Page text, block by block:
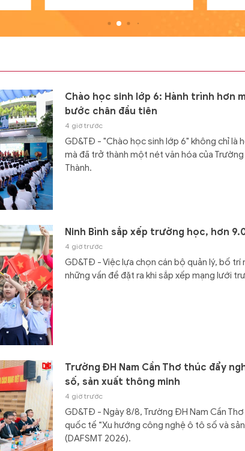
Windows
Chào học sinh lớp 6: Hành trình hơn
bước chân đầu tiên
4 giờ trước
GD&TĐ - "Chào học sinh lớp 6" không chỉ là
mà đã trở thành một nét văn hóa của Trường
Thành.
Ninh Bình sắp xếp trường học, hơn
4 giờ trước
GD&TĐ - Việc lựa chọn cán bộ quản lý, bố
những vấn đề đặt ra khi sắp xếp mạng lưới
Trường ĐH Nam Cần Thơ thúc đẩy
số, sản xuất thông minh
4 giờ trước
GD&TĐ - Ngày 8/8, Trường ĐH Nam Cần
quốc tế “Xu hướng công nghệ ô tô số và
(DAFSMT 2026).